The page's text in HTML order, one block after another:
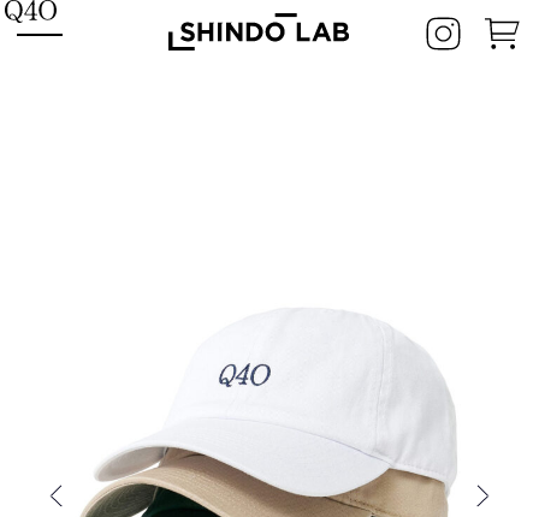
SHINDO DISTILLERY
ASAKURA DISTILLERY
SHINDO WINES
CONCEPT